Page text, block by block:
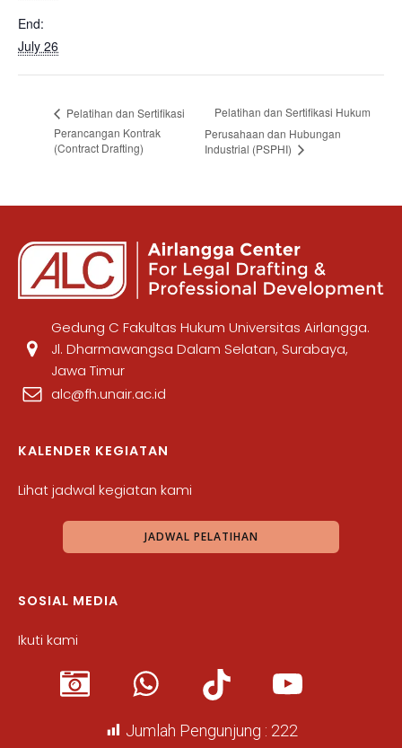
End:
July 26
Pelatihan dan Sertifikasi
Perancangan Kontrak
(Contract Drafting)
Pelatihan dan Sertifikasi Hukum
Perusahaan dan Hubungan
Industrial (PSPHI)
Gedung C Fakultas Hukum Universitas Airlangga.
Jl. Dharmawangsa Dalam Selatan, Surabaya,
Jawa Timur
alc@fh.unair.ac.id
KALENDER KEGIATAN
Lihat jadwal kegiatan kami
JADWAL PELATIHAN
SOSIAL MEDIA
Ikuti kami
Jumlah Pengunjung : 222